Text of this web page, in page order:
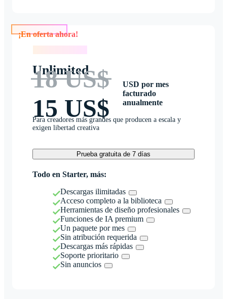
Unlimited
18 US$
15 US$
USD por mes
facturado
anualmente
Para creadores más grandes que producen a escala y
exigen libertad creativa
Prueba gratuita de 7 días
Todo en Starter, más:
Descargas ilimitadas
Acceso completo a la biblioteca
Herramientas de diseño profesionales
Funciones de IA premium
Un paquete por mes
Sin atribución requerida
Descargas más rápidas
Soporte prioritario
Sin anuncios